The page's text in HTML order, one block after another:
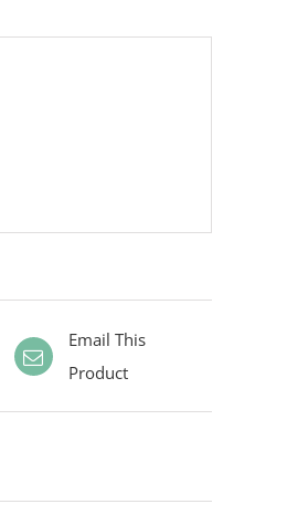
Email This
Product